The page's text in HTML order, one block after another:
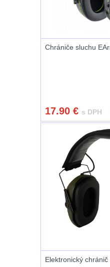
25
Montáže pro
Boční montáže
Adaptéry a risery
Montáže pro optiku
Chrániče sluchu
17.90 € s DPH
Elektronický